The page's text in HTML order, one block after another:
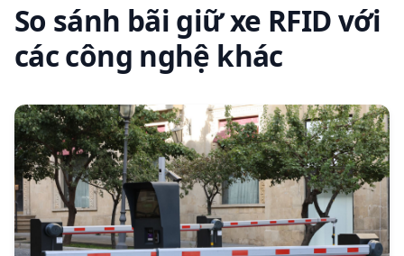
So sánh bãi giữ xe RFID với
các công nghệ khác